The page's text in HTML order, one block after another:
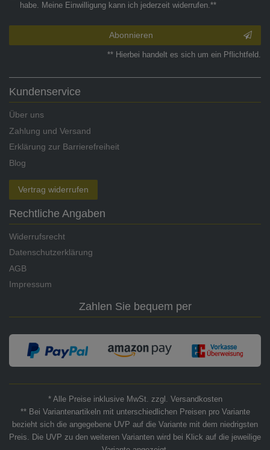
habe. Meine Einwilligung kann ich jederzeit widerrufen.**
Abonnieren
** Hierbei handelt es sich um ein Pflichtfeld.
Kundenservice
Über uns
Zahlung und Versand
Erklärung zur Barrierefreiheit
Blog
Vertrag widerrufen
Rechtliche Angaben
Widerrufsrecht
Datenschutzerklärung
AGB
Impressum
Zahlen Sie bequem per
* Alle Preise inklusive MwSt. zzgl. Versandkosten
** Bei Variantenartikeln mit unterschiedlichen Preisen pro Variante
bezieht sich die angegebene UVP auf die Variante mit dem niedrigsten
Preis. Die UVP zu den weiteren Varianten wird bei Klick auf die jeweilige